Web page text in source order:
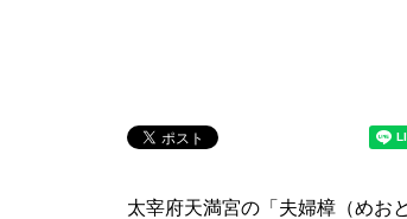
太宰府天満宮の「夫婦樟（めお